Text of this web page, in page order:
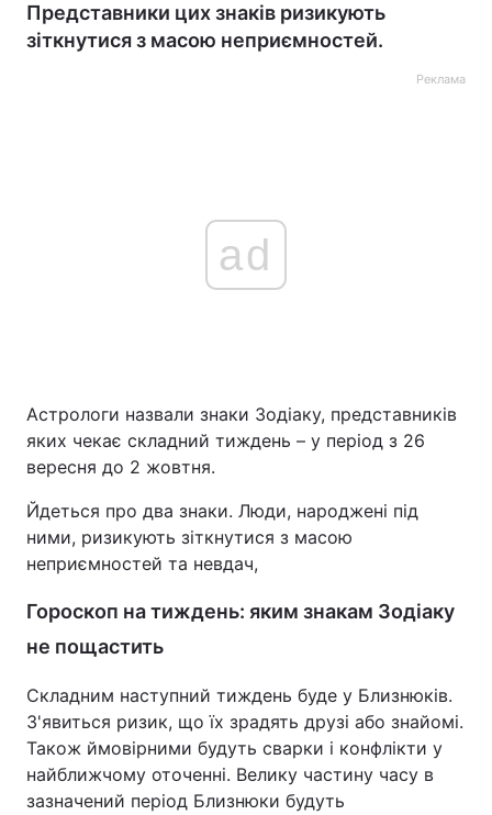
Представники цих знаків ризикують
зіткнутися з масою неприємностей.
Реклама
ad
Астрологи назвали знаки Зодіаку, представників
яких чекає складний тиждень – у період з 26
вересня до 2 жовтня.
Йдеться про два знаки. Люди, народжені під
ними, ризикують зіткнутися з масою
неприємностей та невдач,
Гороскоп на тиждень: яким знакам Зодіаку
не пощастить
Складним наступний тиждень буде у Близнюків.
З'явиться ризик, що їх зрадять друзі або знайомі.
Також ймовірними будуть сварки і конфлікти у
найближчому оточенні. Велику частину часу в
зазначений період Близнюки будуть